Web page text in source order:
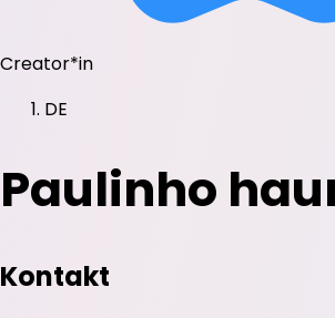
Creator*in
DE
Paulinho
Kontakt